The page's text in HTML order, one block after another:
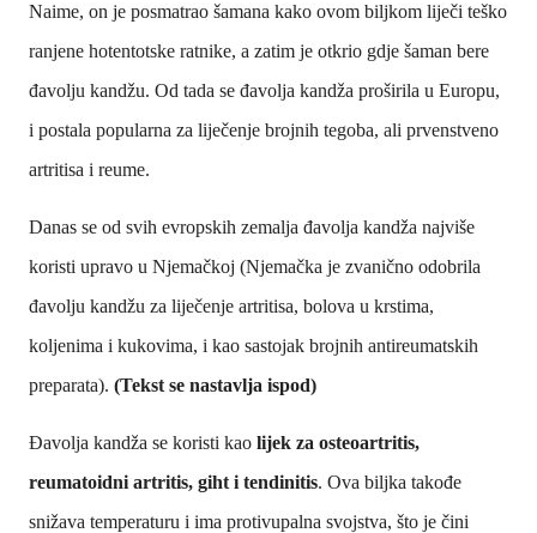
Naime, on je posmatrao šamana kako ovom biljkom liječi teško
ranjene hotentotske ratnike, a zatim je otkrio gdje šaman bere
đavolju kandžu. Od tada se đavolja kandža proširila u Europu,
i postala popularna za liječenje brojnih tegoba, ali prvenstveno
artritisa i reume.
Danas se od svih evropskih zemalja đavolja kandža najviše
koristi upravo u Njemačkoj (Njemačka je zvanično odobrila
đavolju kandžu za liječenje artritisa, bolova u krstima,
koljenima i kukovima, i kao sastojak brojnih antireumatskih
preparata). (Tekst se nastavlja ispod)
Đavolja kandža se koristi kao lijek za osteoartritis,
reumatoidni artritis, giht i tendinitis. Ova biljka takođe
snižava temperaturu i ima protivupalna svojstva, što je čini